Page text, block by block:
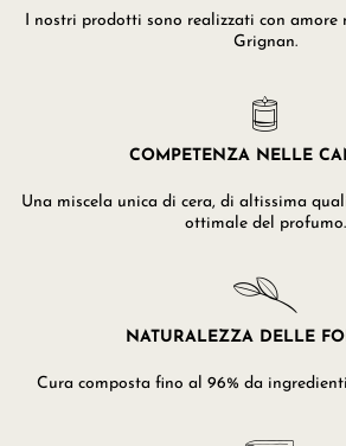
I nostri prodotti sono realizzati con
Grignan.
COMPETENZA NELLE
Una miscela unica di cera, di altissima
ottimale del profumo.
NATURALEZZA DELLE
Cura composta fino al 96% da